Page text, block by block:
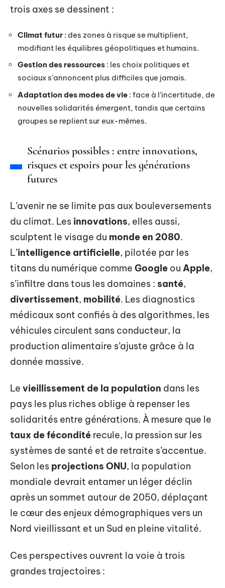
trois axes se dessinent :
Climat futur : des zones à risque se multiplient,
modifiant les équilibres géopolitiques et humains.
Gestion des ressources : les choix politiques et
sociaux s’annoncent plus difficiles que jamais.
Adaptation des modes de vie : face à l’incertitude, de
nouvelles solidarités émergent, tandis que certains
groupes se replient sur eux-mêmes.
Scénarios possibles : entre innovations,
risques et espoirs pour les générations
futures
L’avenir ne se limite pas aux bouleversements
du climat. Les innovations, elles aussi,
sculptent le visage du monde en 2080.
L’intelligence artificielle, pilotée par les
titans du numérique comme Google ou Apple,
s’infiltre dans tous les domaines : santé,
divertissement, mobilité. Les diagnostics
médicaux sont confiés à des algorithmes, les
véhicules circulent sans conducteur, la
production alimentaire s’ajuste grâce à la
donnée massive.
Le vieillissement de la population dans les
pays les plus riches oblige à repenser les
solidarités entre générations. À mesure que le
taux de fécondité recule, la pression sur les
systèmes de santé et de retraite s’accentue.
Selon les projections ONU, la population
mondiale devrait entamer un léger déclin
après un sommet autour de 2050, déplaçant
le cœur des enjeux démographiques vers un
Nord vieillissant et un Sud en pleine vitalité.
Ces perspectives ouvrent la voie à trois
grandes trajectoires :